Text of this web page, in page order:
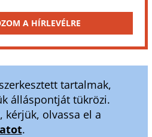
A HÍRLEVÉLRE
tartalmak,
álláspontját tükrözi.
kérjük, olvassa el a
.